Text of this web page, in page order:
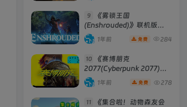
9
《雾锁王国
(Enshrouded)》联机版
[Build 29012025 联机版]
1年前 免费 284
10
《赛博朋克
2077(Cyberpunk 2077)》
[v2.3往日之影DLC 赠送4K
材质包]
1年前 免费 278
11
《集合啦！动物森友会